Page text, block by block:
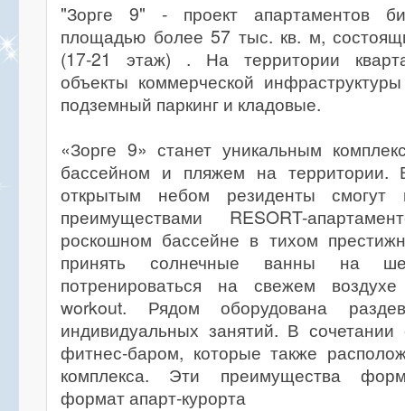
"Зорге 9" - проект апартаментов
площадью более 57 тыс. кв. м,
(17-21 этаж) . На территории
объекты коммерческой
подземный паркинг и кладовые.
«Зорге 9» станет уникальным
бассейном и пляжем на
открытым небом резиденты смогут
преимуществами RESORT-
роскошном бассейне в тихом
принять солнечные ванны на
потренироваться на свежем
workout. Рядом оборудована
индивидуальных занятий. В
фитнес-баром, которые также
комплекса. Эти преимущества
формат апарт-курорта